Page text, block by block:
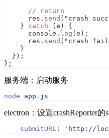
      // return
      res.
send ( "crash
    }
catch (e) {
      console.
log (e);
      res.
send ( "crash
    }
  });
};
服务端：启动服务
node app.js
electron：设置crashReporter的
    submitURL
: 'http://